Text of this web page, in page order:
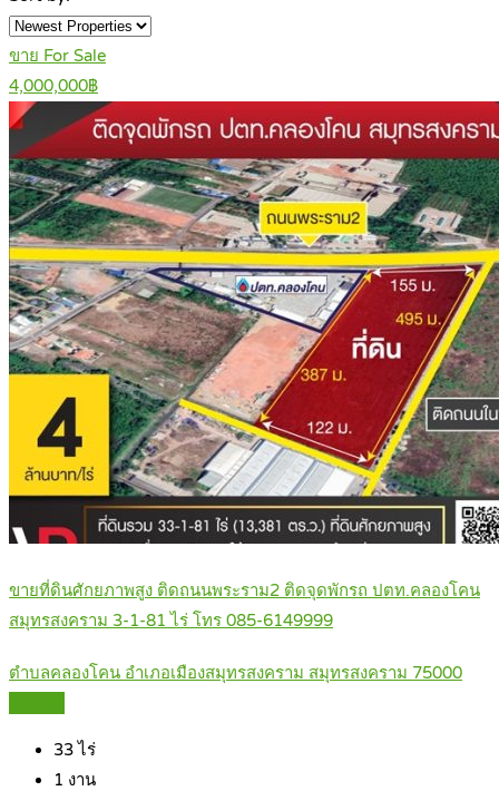
ขาย For Sale
4,000,000฿
ขายที่ดินศักยภาพสูง ติดถนนพระราม2 ติดจุดพักรถ ปตท.คลองโคน
สมุทรสงคราม 3-1-81 ไร่ โทร 085-6149999
ตำบลคลองโคน อำเภอเมืองสมุทรสงคราม สมุทรสงคราม 75000
33ไร่
1 งาน